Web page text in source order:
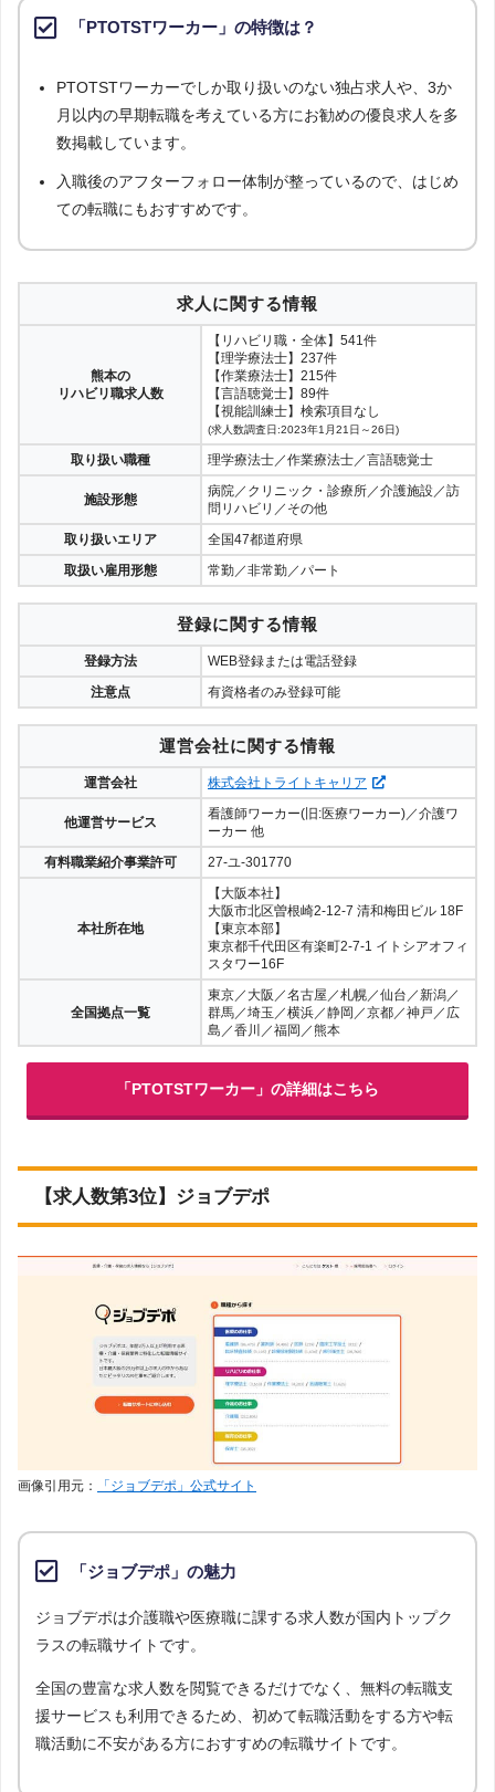
「PTOTSTワーカー」の特徴は？
PTOTSTワーカーでしか取り扱いのない独占求人や、3か
月以内の早期転職を考えている方にお勧めの優良求人を多
数掲載しています。
入職後のアフターフォロー体制が整っているので、はじめ
ての転職にもおすすめです。
求人に関する情報
熊本の
リハビリ職求人数
【リハビリ職・全体】541件
【理学療法士】237件
【作業療法士】215件
【言語聴覚士】89件
【視能訓練士】検索項目なし
(求人数調査日:2023年1月21日～26日)
取り扱い職種 理学療法士／作業療法士／言語聴覚士
施設形態
病院／クリニック・診療所／介護施設／訪
問リハビリ／その他
取り扱いエリア
全国47都道府県
取扱い雇用形態
常勤／非常勤／パート
登録に関する情報
登録方法
WEB登録または電話登録
注意点
有資格者のみ登録可能
運営会社に関する情報
運営会社 株式会社トライトキャリア
他運営サービス
看護師ワーカー(旧:医療ワーカー)／介護ワ
ーカー 他
有料職業紹介事業許可
27-ユ-301770
本社所在地
【大阪本社】
大阪市北区曽根崎2-12-7 清和梅田ビル 18F
【東京本部】
東京都千代田区有楽町2-7-1 イトシアオフィ
スタワー16F
全国拠点一覧
東京／大阪／名古屋／札幌／仙台／新潟／
群馬／埼玉／横浜／静岡／京都／神戸／広
島／香川／福岡／熊本
「PTOTSTワーカー」の詳細はこちら
【求人数第3位】ジョブデポ
画像引用元： 「ジョブデポ」公式サイト
「ジョブデポ」の魅力
ジョブデポは介護職や医療職に課する求人数が国内トップク
ラスの転職サイトです。
全国の豊富な求人数を閲覧できるだけでなく、無料の転職支
援サービスも利用できるため、初めて転職活動をする方や転
職活動に不安がある方におすすめの転職サイトです。